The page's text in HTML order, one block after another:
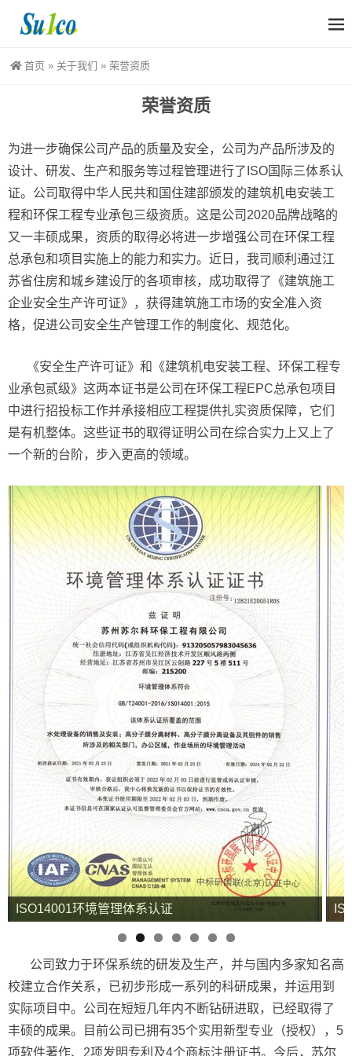
首页 » 关于我们 » 荣誉资质
荣誉资质
为进一步确保公司产品的质量及安全，公司为产品所涉及的
设计、研发、生产和服务等过程管理进行了ISO国际三体系认
证。公司取得中华人民共和国住建部颁发的建筑机电安装工
程和环保工程专业承包三级资质。这是公司2020品牌战略的
又一丰硕成果，资质的取得必将进一步增强公司在环保工程
总承包和项目实施上的能力和实力。近日，我司顺利通过江
苏省住房和城乡建设厅的各项审核，成功取得了《建筑施工
企业安全生产许可证》，获得建筑施工市场的安全准入资
格，促进公司安全生产管理工作的制度化、规范化。
《安全生产许可证》和《建筑机电安装工程、环保工程专
业承包贰级》这两本证书是公司在环保工程EPC总承包项目
中进行招投标工作并承接相应工程提供扎实资质保障，它们
是有机整体。这些证书的取得证明公司在综合实力上又上了
一个新的台阶，步入更高的领域。
ISO14001环境管理体系认证
公司致力于环保系统的研发及生产，并与国内多家知名高
校建立合作关系，已初步形成一系列的科研成果，并运用到
实际项目中。公司在短短几年内不断钻研进取，已经取得了
丰硕的成果。目前公司已拥有35个实用新型专业（授权），5
项软件著作、2项发明专利及4个商标注册证书。今后，苏尔